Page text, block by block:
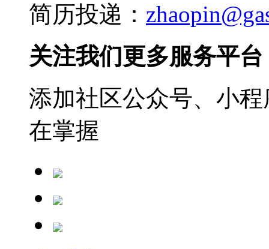
简历投递：
关注我们更多服务平台
添加社区公众号、小
在掌握